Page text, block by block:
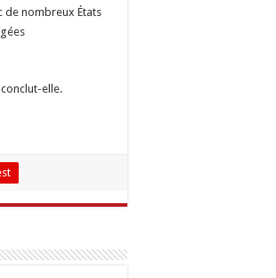
de nombreux États
elle.